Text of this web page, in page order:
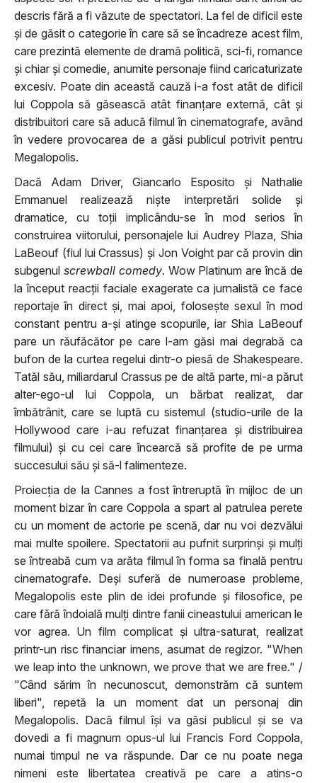
descris fără a fi văzute de spectatori. La fel de dificil este
și de găsit o categorie în care să se încadreze acest film,
care prezintă elemente de dramă politică, sci-fi, romance
și chiar și comedie, anumite personaje fiind caricaturizate
excesiv. Poate din această cauză i-a fost atât de dificil
lui Coppola să găsească atât finanțare externă, cât și
distribuitori care să aducă filmul în cinematografe, având
în vedere provocarea de a găsi publicul potrivit pentru
Megalopolis.
Dacă Adam Driver, Giancarlo Esposito și Nathalie
Emmanuel realizează niște interpretări solide și
dramatice, cu toții implicându-se în mod serios în
construirea viitorului, personajele lui Audrey Plaza, Shia
LaBeouf (fiul lui Crassus) și Jon Voight par că provin din
subgenul screwball comedy. Wow Platinum are încă de
la început reacții faciale exagerate ca jurnalistă ce face
reportaje în direct și, mai apoi, folosește sexul în mod
constant pentru a-și atinge scopurile, iar Shia LaBeouf
pare un răufăcător pe care l-am găsi mai degrabă ca
bufon de la curtea regelui dintr-o piesă de Shakespeare.
Tatăl său, miliardarul Crassus pe de altă parte, mi-a părut
alter-ego-ul lui Coppola, un bărbat realizat, dar
îmbătrânit, care se luptă cu sistemul (studio-urile de la
Hollywood care i-au refuzat finanțarea și distribuirea
filmului) și cu cei care încearcă să profite de pe urma
succesului său și să-l falimenteze.
Proiecția de la Cannes a fost întreruptă în mijloc de un
moment bizar în care Coppola a spart al patrulea perete
cu un moment de actorie pe scenă, dar nu voi dezvălui
mai multe spoilere. Spectatorii au pufnit surprinși și mulți
se întreabă cum va arăta filmul în forma sa finală pentru
cinematografe. Deși suferă de numeroase probleme,
Megalopolis este plin de idei profunde și filosofice, pe
care fără îndoială mulți dintre fanii cineastului american le
vor agrea. Un film complicat și ultra-saturat, realizat
printr-un risc financiar imens, asumat de regizor. "When
we leap into the unknown, we prove that we are free." /
"Când sărim în necunoscut, demonstrăm că suntem
liberi", repetă la un moment dat un personaj din
Megalopolis. Dacă filmul își va găsi publicul și se va
dovedi a fi magnum opus-ul lui Francis Ford Coppola,
numai timpul ne va răspunde. Dar ce nu poate nega
nimeni este libertatea creativă pe care a atins-o